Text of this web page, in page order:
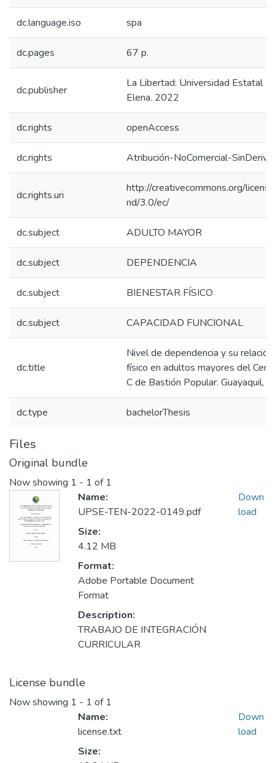
dc.language.iso spa
dc.pages 67 p.
dc.publisher
La Libertad: Universidad Estatal
Elena. 2022
dc.rights openAccess
dc.rights Atribución-NoComercial-
dc.rights.uri
http://creativecommons.org/
nd/3.0/ec/
dc.subject ADULTO MAYOR
dc.subject DEPENDENCIA
dc.subject BIENESTAR FÍSICO
dc.subject CAPACIDAD FUNCIONAL
dc.title
Nivel de dependencia y su
físico en adultos mayores del
C de Bastión Popular. Guayaquil,
dc.type bachelorThesis
Files
Original bundle
Now showing 1 - 1 of 1
Name:
UPSE-TEN-2022-0149.pdf
Size:
4.12 MB
Format:
Adobe Portable Document
Format
Description:
TRABAJO DE INTEGRACIÓN
CURRICULAR
Down
load
License bundle
Now showing 1 - 1 of 1
Name:
license.txt
Size:
Down
load